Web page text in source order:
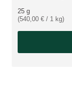
25 g
(540,00 € / 1 kg)